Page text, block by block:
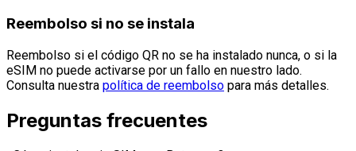
Reembolso si no se instala
Reembolso si el código QR no se ha instalado nunca, o si la
eSIM no puede activarse por un fallo en nuestro lado.
Consulta nuestra política de reembolso para más detalles.
Preguntas frecuentes